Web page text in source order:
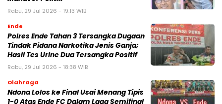
Rabu, 29 Jul 2026 - 19:13 WIB
Ende
Polres Ende Tahan 3 Tersangka Dugaan
Tindak Pidana Narkotika Jenis Ganja;
Hasil Tes Urine Dua Tersangka Positif
Rabu, 29 Jul 2026 - 18:38 WIB
Olahraga
Ndona Lolos ke Final Usai Menang Tipis
1-0 Atas Ende FC Dalam Laga Semifinal